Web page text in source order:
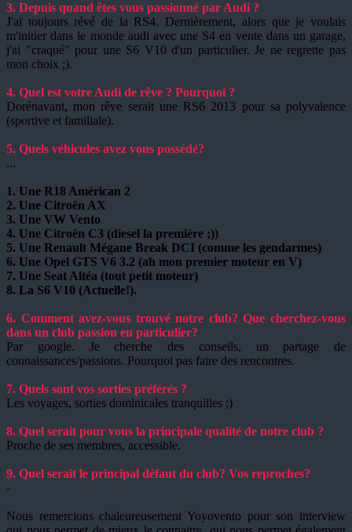
3. Depuis quand êtes vous passionné par Audi ?
J'ai toujours révé de la RS4. Dernièrement, alors que je voulais
m'initier dans le monde audi avec une S4 en vente dans un garage,
j'ai "craqué" pour une S6 V10 d'un particulier. Je ne regrette pas
mon choix ;).
4. Quel est votre Audi de rêve ? Pourquoi ?
Dorénavant, mon rêve serait une RS6 2013 pour sa polyvalence
(sportive et familiale).
5. Quels véhicules avez vous possédé?
...
1. Une R18 Américan 2
2. Une Citroën AX
3. Une VW Vento
4. Une Citroën C3 (diesel la première ;))
5. Une Renault Mégane Break DCI (comme les gendarmes)
6. Une Opel GTS V6 3.2 (ah mon premier moteur en V)
7. Une Seat Altéa (tout petit moteur)
8. La S6 V10 (Actuelle!).
6. Comment avez-vous trouvé notre club? Que cherchez-vous
dans un club passion en particulier?
Par google. Je cherche des conseils, un partage de
connaissances/passions. Pourquoi pas faire des rencontres.
7. Quels sont vos sorties préférés ?
Les voyages, sorties dominicales tranquilles ;)
8. Quel serait pour vous la principale qualité de notre club ?
Proche de ses membres, accessible.
9. Quel serait le principal défaut du club? Vos reproches?
-
Nous remercions chaleureusement Yoyovento pour son interview